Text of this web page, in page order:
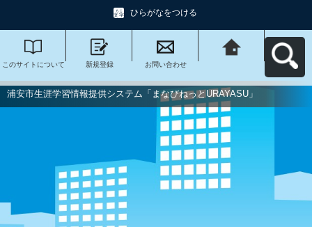
ひらがなをつける
このサイトについて 新規登録 お問い合わせ
びねっと
URAYASU」へ戻る
浦安市生涯学習情報提供システム「まなびねっとURAYASU」